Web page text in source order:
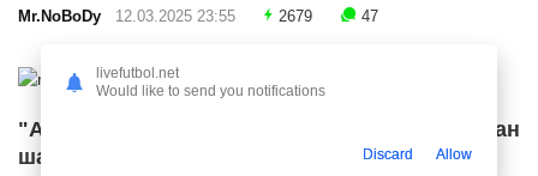
Mr.NoBoDy 12.03.2025 23:55 2679 47
"Арсенал" икки ярим ҳимоячи билан
шартнома имзолашга яқин
livefutbol.net
Would like to send you notifications
Discard Allow